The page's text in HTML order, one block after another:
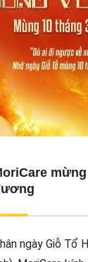
ngày Giỗ Tổ